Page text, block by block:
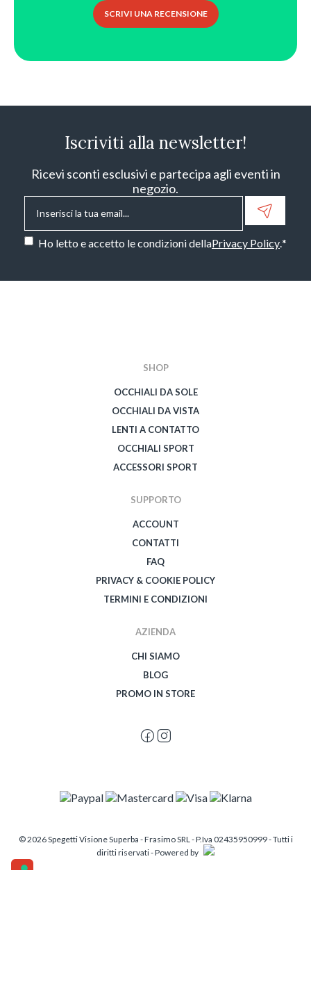
SCRIVI UNA RECENSIONE
Iscriviti alla newsletter!
Ricevi sconti esclusivi e partecipa agli eventi in
negozio.
Email*
Consenso*
Ho letto e accetto le condizioni dellaPrivacy Policy*
SHOP
OCCHIALI DA SOLE
OCCHIALI DA VISTA
LENTI A CONTATTO
OCCHIALI SPORT
ACCESSORI SPORT
SUPPORTO
ACCOUNT
CONTATTI
FAQ
PRIVACY & COOKIE POLICY
TERMINI E CONDIZIONI
AZIENDA
CHI SIAMO
BLOG
PROMO IN STORE
© 2026 Spegetti Visione Superba - Frasimo SRL - P.Iva 02435950999 - Tutti i
diritti riservati - Powered by